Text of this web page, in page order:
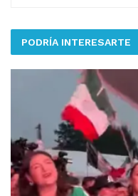
PODRÍA INTERESARTE